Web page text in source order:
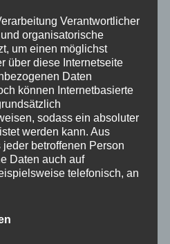
Verantwortlicher
organisatorische
um einen möglichst
über diese Internetseite
Daten
können Internetbasierte
sodass ein absoluter
werden kann. Aus
betroffenen Person
Daten auch auf
telefonisch, an